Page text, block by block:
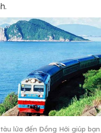
lửa đến Đồng Hới giúp